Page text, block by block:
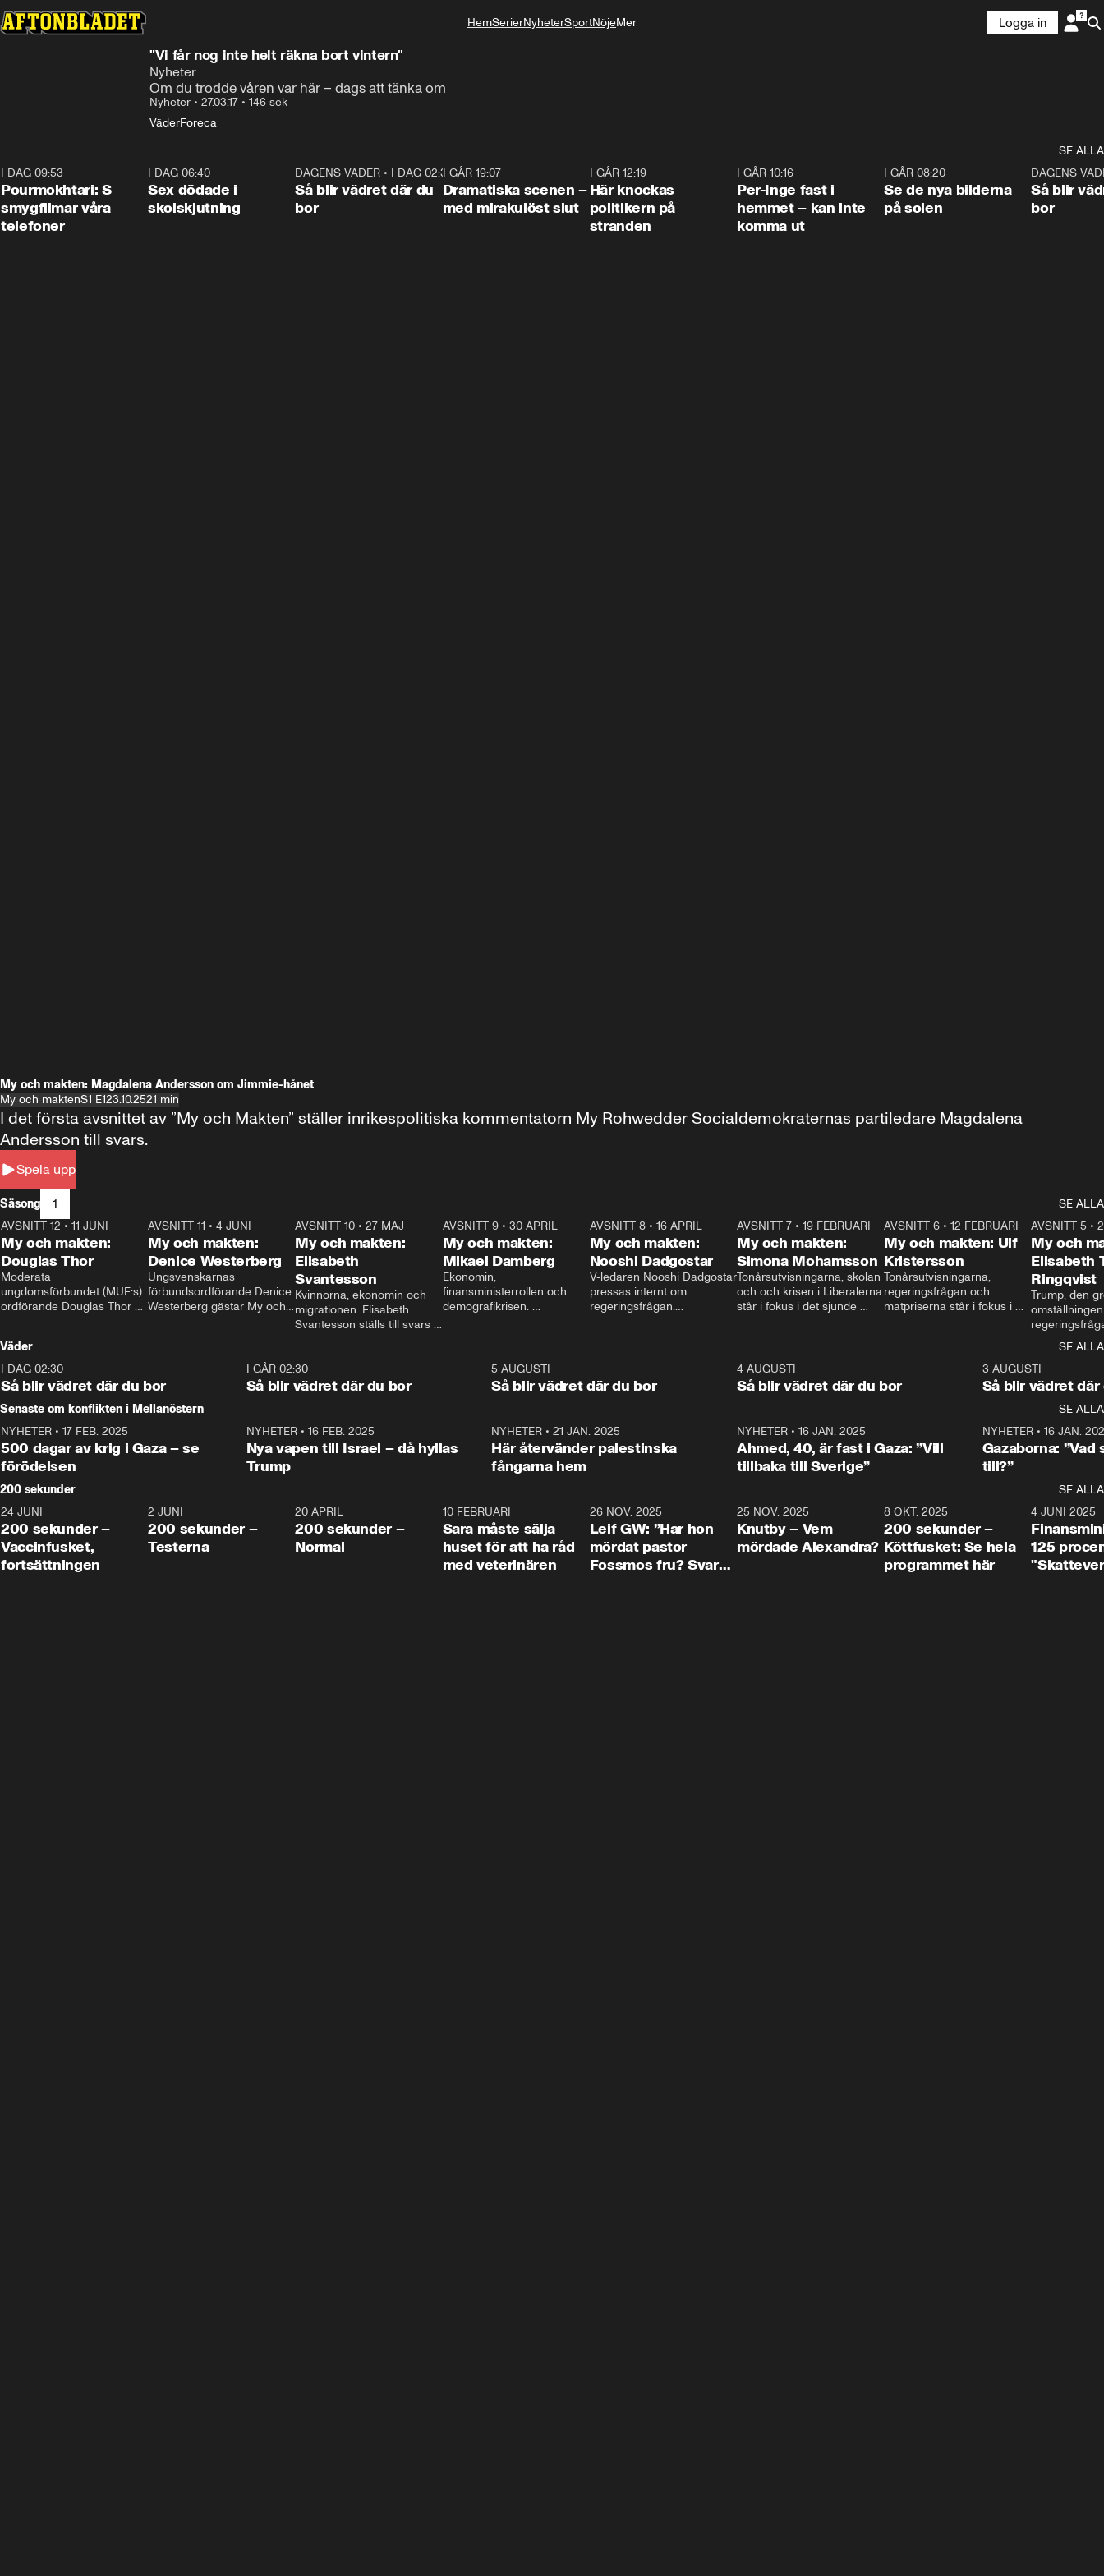
HemSerierNyheterSportNöjeMer
Logga in
"Vi får nog inte helt räkna bort vintern"
Nyheter
Om du trodde våren var här – dags att tänka om
Nyheter • 27.03.17 • 146 sek
VäderForeca
SE ALLA
I DAG 09:53
Pourmokhtari: S
smygfilmar våra
telefoner
I DAG 06:40
Sex dödade i
skolskjutning
1:06
DAGENS VÄDER • I DAG 02:30
Så blir vädret där du
bor
I GÅR 19:07
Dramatiska scenen –
med mirakulöst slut
I GÅR 12:19
Här knockas
politikern på
stranden
I GÅR 10:16
Per-Inge fast i
hemmet – kan inte
komma ut
I GÅR 08:20
Se de nya bilderna
på solen
DAGENS
Så blir
bor
My och makten: Magdalena Andersson om Jimmie-hånet
My och maktenS1 E123.10.2521 min
Spela upp
I det första avsnittet av ”My och Makten” ställer inrikespolitiska kommentatorn My Rohwedder Socialdemokraternas partiledare Magdalena
Andersson till svars.
Säsong 1
SE ALLA
26:27
AVSNITT 12 • 11 JUNI
My och makten:
Douglas Thor
Moderata
ungdomsförbundet (MUF:s)
ordförande Douglas Thor
tonårsutvisningarna och hur
Moderaterna ska locka
väljare till valet i höst.
23:40
AVSNITT 11 •4 JUNI
My och makten:
Denice Westerberg
Ungsvenskarnas
förbundsordförande Denice
Westerberg gästar My och
AVSNITT 10 •27 MAJ
My och makten:
Elisabeth
Svantesson
Kvinnorna, ekonomin och
migrationen. Elisabeth
Svantesson ställs till svars
AVSNITT 9• 30 APRIL
My och makten:
Mikael Damberg
Ekonomin,
finansministerrollen och
demografikrisen.
och Makten.
AVSNITT 8• 16 APRIL
My och makten:
Nooshi Dadgostar
V-ledaren Nooshi Dadgostar
pressas internt om
regeringsfrågan.
– Vi ställer upp i val. Ska vi
vara med så sitter vi förstås
24:30
AVSNITT 7• 19 FEBRUARI
My och makten:
Simona Mohamsson
Tonårsutvisningarna, skolan
och och krisen i Liberalerna
står i fokus i det sjunde
kommentator My
Rohwedder ställer
utbildnings- och
Mohamsson till svars.
27:30
AVSNITT 6 •12 FEBRUARI
My och makten: Ulf
Kristersson
Tonårsutvisningarna,
regeringsfrågan och
matpriserna står i fokus i
Rohwedder ställer
statsminister Ulf Kristersson
AVSNITT 5 •
My och
Elisabeth
Ringqvist
Trump, den
centrum i
avsnittet av
Makten”. Se
Aftonbladets
Rohwedder
Thand Ring
Väder
SE ALLA
I DAG 02:30
Så blir vädret där du bor
1:06
I GÅR 02:30
Så blir vädret där du bor
5 AUGUSTI
Så blir vädret där du bor
4 AUGUSTI
Så blir vädret där du bor
3 AUGUSTI
Så blir vädret där
Senaste om konflikten i Mellanöstern
SE ALLA
NYHETER • 17 FEB. 2025
500 dagar av krig i Gaza – se
förödelsen
NYHETER• 16 FEB. 2025
Nya vapen till Israel – då hyllas
Trump
NYHETER •21 JAN. 2025
Här återvänder palestinska
fångarna hem
NYHETER• 16 JAN. 2025
Ahmed, 40, är fast i Gaza: ”Vill
tillbaka till Sverige”
NYHETER• 16 JAN.
Gazaborna:
till?”
200 sekunder
SE ALLA
5:00
24 JUNI
200 sekunder –
Vaccinfusket,
fortsättningen
4:23
2 JUNI
200 sekunder –
Testerna
20 APRIL
200 sekunder –
Normal
10 FEBRUARI
Sara måste sälja
huset för att ha råd
med veterinären
26 NOV. 2025
Leif GW: ”Har hon
mördat pastor
Fossmos fru? Svar
31:05
25 NOV. 2025
Knutby – Vem
mördade Alexandra?
4:29
8 OKT. 2025
200 sekunder –
Köttfusket: Se hela
programmet här
4 JUNI 2025
125